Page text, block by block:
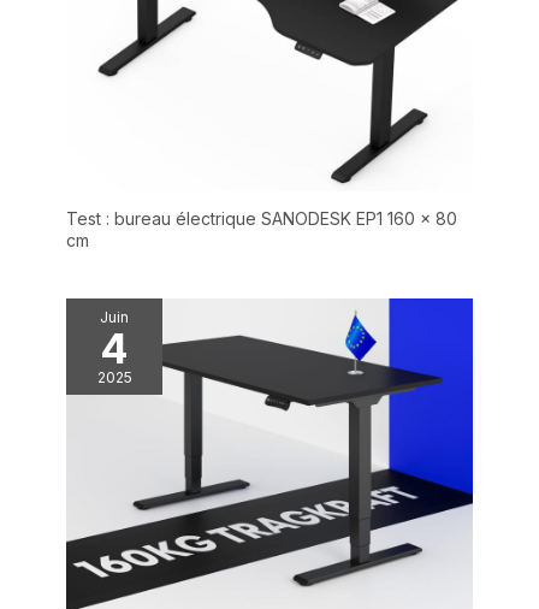
éventail de couleurs et
de tailles pour répondre
à vos préférences
personnelles, et sa
construction stable et sa
garantissent une
productive et
ans sur le cadre, le
moteur et les
mécanismes ainsi qu'une
garantie de 3 ans sur la
commande, les
Test : bureau électrique SANODESK EP1 160 x 80
cm
Juin
4
2025